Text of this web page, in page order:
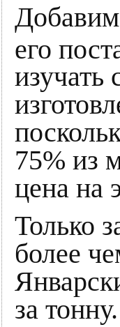
его
изучать
75% из
цена на
Только
более
за тонну.